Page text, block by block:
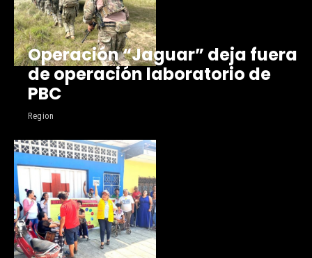
Operación “Jaguar” deja fuera
de operación laboratorio de
PBC
Region